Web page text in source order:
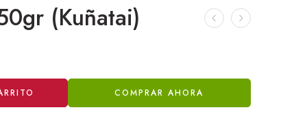
(Kuñatai)
COMPRAR AHORA